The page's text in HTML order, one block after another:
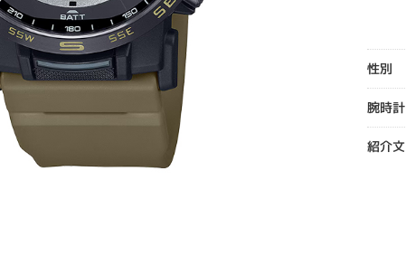
性別
腕時計
紹介文